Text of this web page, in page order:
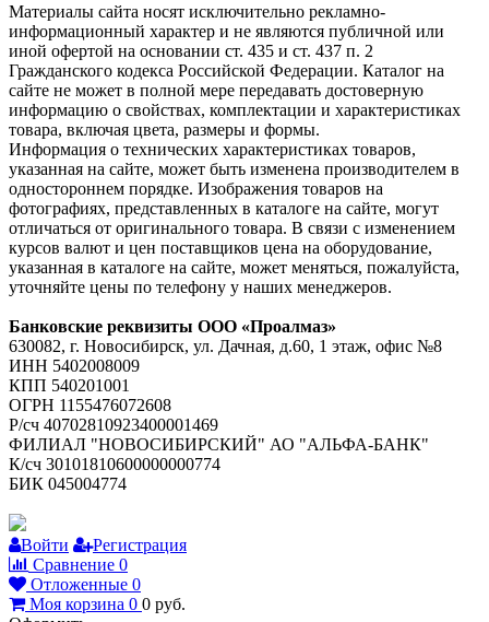
Материалы сайта носят исключительно рекламно-
информационный характер и не являются публичной или
иной офертой на основании ст. 435 и ст. 437 п. 2
Гражданского кодекса Российской Федерации. Каталог на
сайте не может в полной мере передавать достоверную
информацию о свойствах, комплектации и характеристиках
товара, включая цвета, размеры и формы.
Информация о технических характеристиках товаров,
указанная на сайте, может быть изменена производителем в
одностороннем порядке. Изображения товаров на
фотографиях, представленных в каталоге на сайте, могут
отличаться от оригинального товара. В связи с изменением
курсов валют и цен поставщиков цена на оборудование,
указанная в каталоге на сайте, может меняться, пожалуйста,
уточняйте цены по телефону у наших менеджеров.
Банковские реквизиты ООО «Проалмаз»
630082, г. Новосибирск, ул. Дачная, д.60, 1 этаж, офис №8
ИНН 5402008009
КПП 540201001
ОГРН 1155476072608
Р/сч 40702810923400001469
ФИЛИАЛ "НОВОСИБИРСКИЙ" АО "АЛЬФА-БАНК"
К/сч 30101810600000000774
БИК 045004774
Войти
Регистрация
Сравнение 0
Отложенные 0
Моя корзина 0 0 руб.